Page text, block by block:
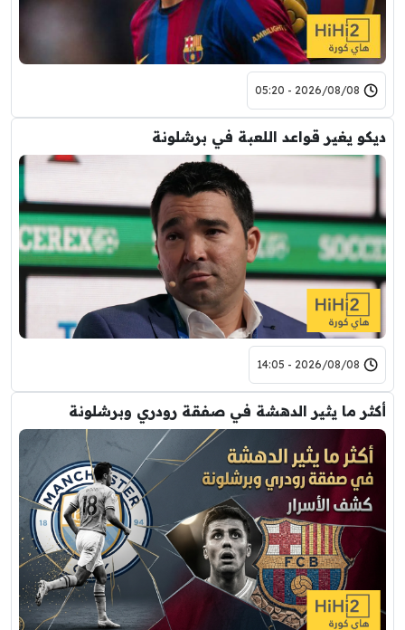
2026/08/08 - 05:20
ديكو يغير قواعد اللعبة في برشلونة
2026/08/08 - 14:05
أكثر ما يثير الدهشة في صفقة رودري وبرشلونة